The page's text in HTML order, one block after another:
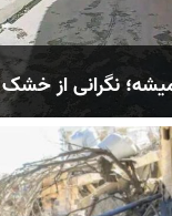
نگرانی از